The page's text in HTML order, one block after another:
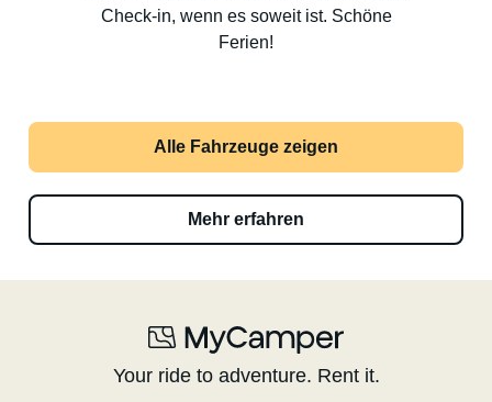
Check-in, wenn es soweit ist. Schöne
Ferien!
Alle Fahrzeuge zeigen
Mehr erfahren
Your ride to adventure. Rent it.